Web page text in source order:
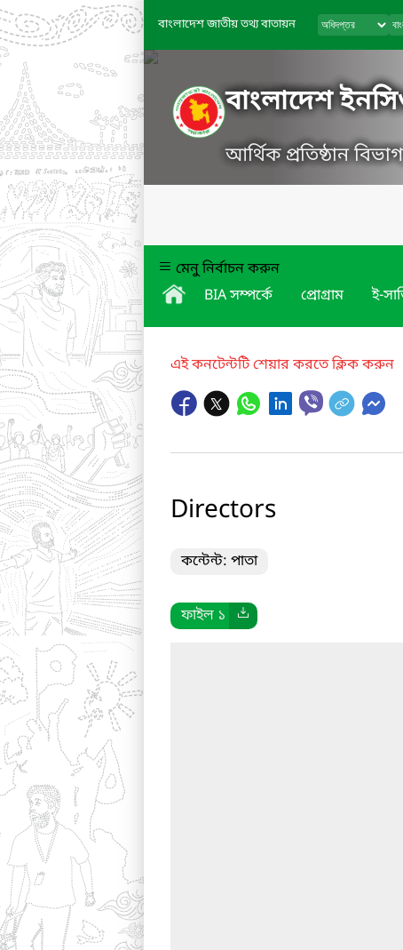
বাংলাদেশ জাতীয় তথ্য বাতায়ন
বাংলাদেশ
আর্থিক প্রতিষ্ঠান
মেনু নির্বাচন করুন
BIA সম্পর্কে
প্রোগ্রাম ই-
এই কনটেন্টটি শেয়ার করতে ক্লিক করুন
Directors
কন্টেন্ট: পাতা
ফাইল ১